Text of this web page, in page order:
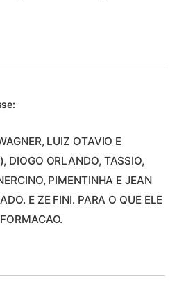
LUIZ OTAVIO E
DIOGO ORLANDO, TASSIO,
PIMENTINHA E JEAN
E ZE FINI. PARA O QUE ELE